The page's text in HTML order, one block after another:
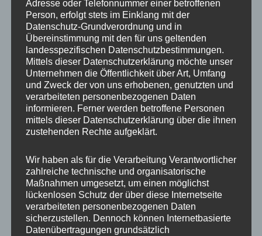
Beratung
Training
Coaching
Impulsvorträge
NEWS ABONNIEREN?
Your email:
Adresse oder Telefonnummer einer betroffenen
Person, erfolgt stets im Einklang mit der
Datenschutz-Grundverordnung und in
Übereinstimmung mit den für uns geltenden
landesspezifischen Datenschutzbestimmungen.
Mittels dieser Datenschutzerklärung möchte unser
Unternehmen die Öffentlichkeit über Art, Umfang
und Zweck der von uns erhobenen, genutzten und
verarbeiteten personenbezogenen Daten
informieren. Ferner werden betroffene Personen
mittels dieser Datenschutzerklärung über die ihnen
zustehenden Rechte aufgeklärt.
Wir haben als für die Verarbeitung Verantwortlicher
zahlreiche technische und organisatorische
Maßnahmen umgesetzt, um einen möglichst
lückenlosen Schutz der über diese Internetseite
verarbeiteten personenbezogenen Daten
sicherzustellen. Dennoch können Internetbasierte
Datenübertragungen grundsätzlich